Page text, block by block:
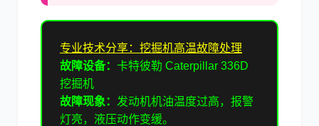
专业技术分享：挖掘机高温故障处理
故障设备： 卡特彼勒 Caterpillar 336D
挖掘机
故障现象： 发动机机油温度过高，报警
灯亮，液压动作变缓。